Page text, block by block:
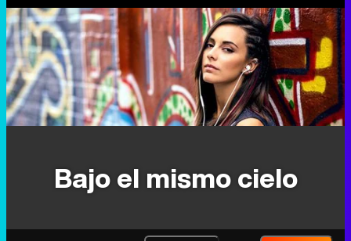
Bajo el mismo cielo